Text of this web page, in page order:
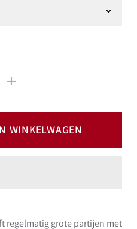
WINKELWAGEN
regelmatig grote partijen met